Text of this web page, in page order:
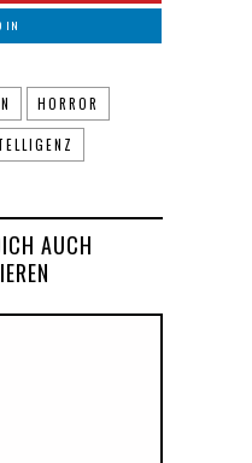
IN
HORROR
AUCH